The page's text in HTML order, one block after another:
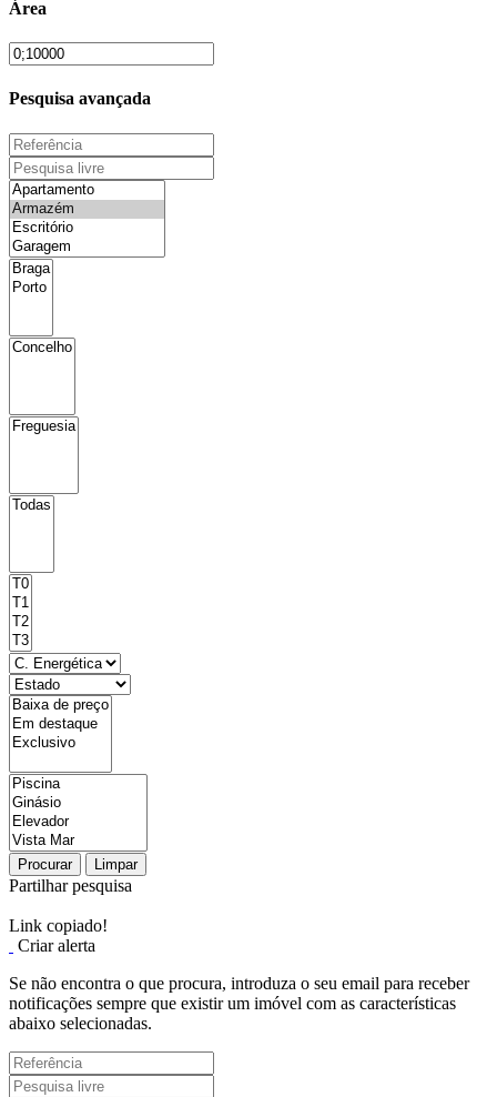
Área
Pesquisa avançada
Procurar Limpar
Partilhar pesquisa
Link copiado!
Criar alerta
Se não encontra o que procura, introduza o seu email para receber
notificações sempre que existir um imóvel com as características
abaixo selecionadas.